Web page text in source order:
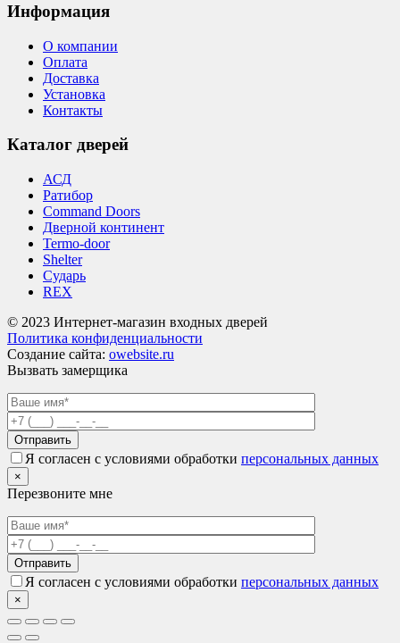
Информация
О компании
Оплата
Доставка
Установка
Контакты
Каталог дверей
АСД
Ратибор
Command Doors
Дверной континент
Termo-door
Shelter
Сударь
REX
© 2023 Интернет-магазин входных дверей
Политика конфиденциальности
Создание сайта: owebsite.ru
Вызвать замерщика
Я согласен с условиями обработки персональных данных
×
Перезвоните мне
Я согласен с условиями обработки персональных данных
×